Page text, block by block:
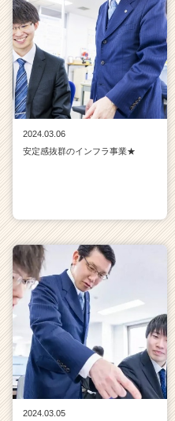
2024.03.06
安定感抜群のインフラ事業★
2024.03.05